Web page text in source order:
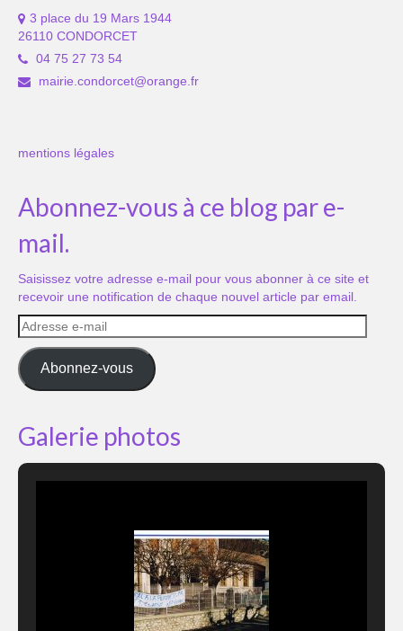
3 place du 19 Mars 1944
26110 CONDORCET
04 75 27 73 54
mairie.condorcet@orange.fr
mentions légales
Abonnez-vous à ce blog par e-
mail.
Saisissez votre adresse e-mail pour vous abonner à ce site et
recevoir une notification de chaque nouvel article par email.
Adresse
e-
mail
Abonnez-vous
Galerie photos